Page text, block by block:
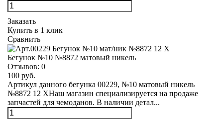
Заказать
Купить в 1 клик
Сравнить
Бегунок №10 №8872 матовый никель
Отзывов: 0
100 руб.
Артикул данного бегунка 00229, №10 матовый никель
№8872 12 XНаш магазин специализируется на продаже
запчастей для чемоданов. В наличии детал...